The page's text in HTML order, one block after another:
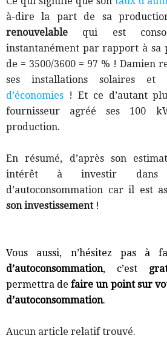
à-dire
la part de sa
renouvelable qui est
instantanément par rapport à sa
de = 3500/3600 = 97 % ! Damien
ses installations solaires et
d’économies ! Et ce d’autant
fournisseur agrééses 100
production.
En résumé, d’après son
intérêt à investir dans
d’autoconsommation car il est
son investissement!
Vous aussi, n’hésitez pas à
d’autoconsommation, c’est
permettra defaire un point sur
d’autoconsommation.
Aucun article relatif trouvé.